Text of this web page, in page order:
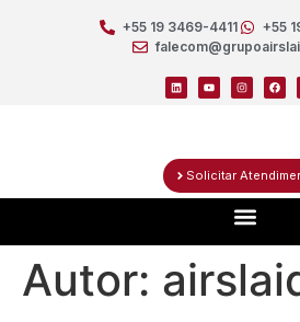
+55 19 3469-4411
+55
Solicitar
Autor: